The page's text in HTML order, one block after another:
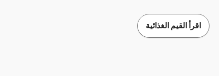
اقرأ القيم الغذائية